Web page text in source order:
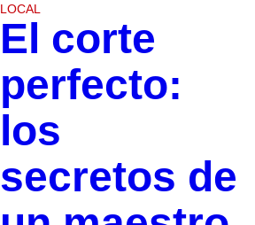
LOCAL
El corte
perfecto:
los
secretos de